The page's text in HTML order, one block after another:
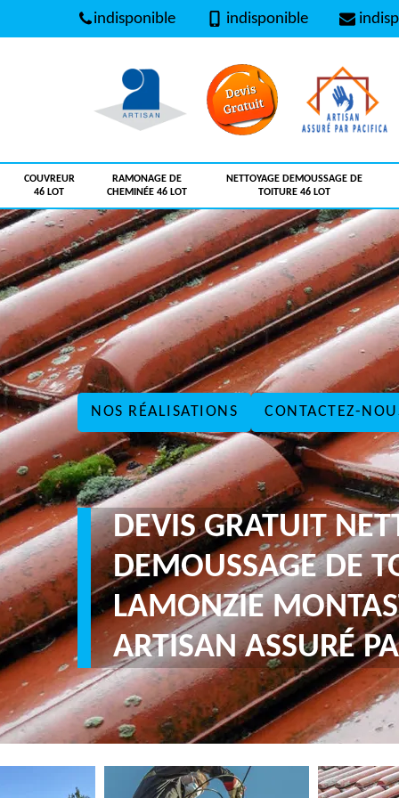
indisponible indisponible
COUVREUR
46 LOT
RAMONAGE DE
CHEMINÉE 46 LOT
NETTOYAGE DEMOUSSAGE DE
TOITURE 46 LOT
NOS RÉALISATIONS CONTACTEZ-
DEVIS GRATUIT
DEMOUSSAGE DE
LAMONZIE
ARTISAN ASSURÉ